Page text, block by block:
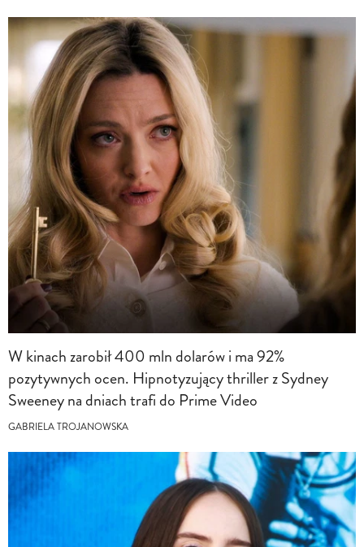
W kinach zarobił 400 mln dolarów i ma 92%
pozytywnych ocen. Hipnotyzujący thriller z Sydney
Sweeney na dniach trafi do Prime Video
GABRIELA TROJANOWSKA